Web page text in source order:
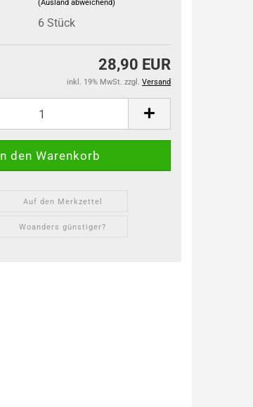
(Ausland abweichend)
6 Stück
28,90 EUR
inkl. 19% MwSt. zzgl. Versand
Auf den Merkzettel
Woanders günstiger?